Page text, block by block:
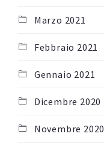
Marzo 2021
Febbraio 2021
Gennaio 2021
Dicembre 2020
Novembre 2020